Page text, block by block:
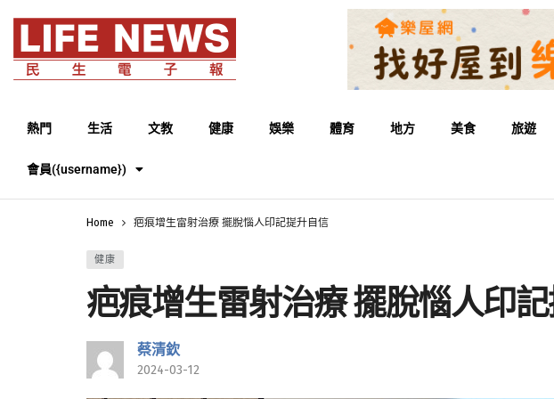
熱門 生活 文教 健康 娛樂 體育 地方 美食 旅遊
會員({username})
Home 疤痕增生雷射治療 擺脫惱人印記提升自信
健康
疤痕增生雷射治療 擺脫惱人印
蔡清欽
2024-03-12